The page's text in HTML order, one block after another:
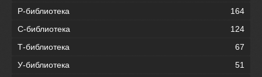
Р-библиотека
164
С-библиотека
124
Т-библиотека
67
У-библиотека
51